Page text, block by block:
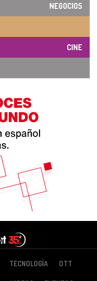
NEGOCIOS
CINE
TECNOLOGÍA OTT